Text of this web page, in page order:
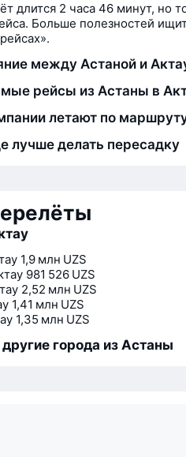
длится 2 часа 46 минут, но
Больше полезностей
между Астаной и
рейсы из Астаны в
летают по
лучше делать пересадку
1,9 млн UZS
981 526 UZS
2,52 млн UZS
1,41 млн UZS
1,35 млн UZS
города из Астаны